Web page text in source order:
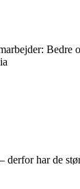
Bedre
derfor har de